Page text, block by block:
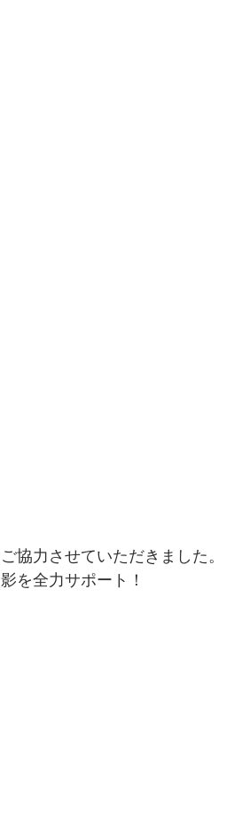
協力させていただきました。
を全力サポート！